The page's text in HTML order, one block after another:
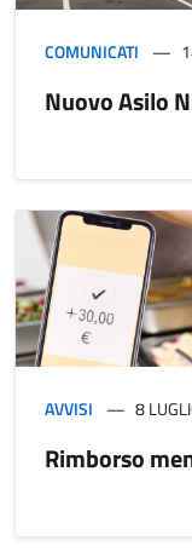
COMUNICATI
Nuovo Asilo
AVVISI 8
Rimborso